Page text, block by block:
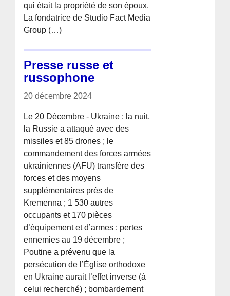
qui était la propriété de son époux.
La fondatrice de Studio Fact Media
Group (…)
Presse russe et
russophone
20 décembre 2024
Le 20 Décembre - Ukraine : la nuit,
la Russie a attaqué avec des
missiles et 85 drones ; le
commandement des forces armées
ukrainiennes (AFU) transfère des
forces et des moyens
supplémentaires près de
Kremenna ; 1 530 autres
occupants et 170 pièces
d’équipement et d’armes : pertes
ennemies au 19 décembre ;
Poutine a prévenu que la
persécution de l’Église orthodoxe
en Ukraine aurait l’effet inverse (à
celui recherché) ; bombardement